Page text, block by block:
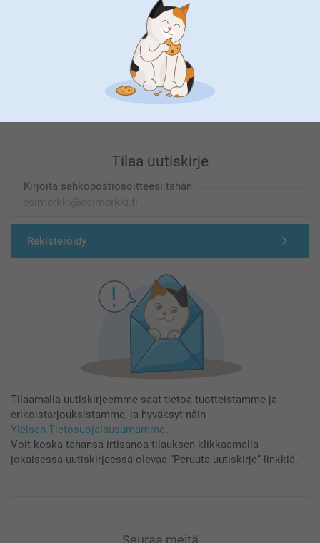
Olemme täällä sinun vuoksesi
Tilaa uutiskirje
Kirjoita sähköpostiosoitteesi tähän
Rekisteröidy
Tilaamalla uutiskirjeemme saat tietoa tuotteistamme ja
erikoistarjouksistamme, ja hyväksyt näin
Yleisen Tietosuojalausumamme.
Voit koska tahansa irtisanoa tilauksen klikkaamalla
jokaisessa uutiskirjeessä olevaa “Peruuta uutiskirje”-linkkiä.